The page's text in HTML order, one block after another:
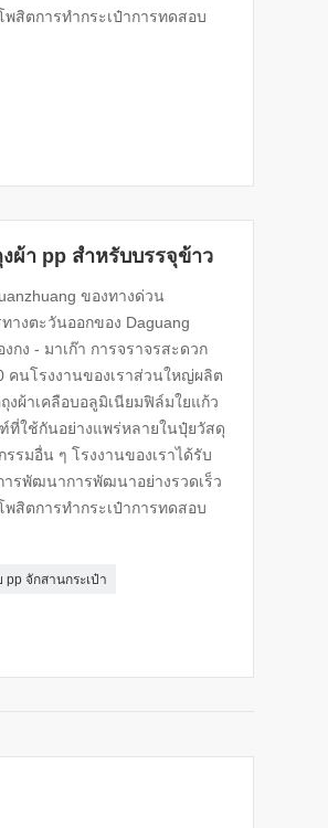
สิตการทำกระเป๋าการทดสอบ
ผ้า pp สำหรับบรรจุข้าว
ของทางด่วน
างตะวันออกของ Daguang
กง - มาเก๊า การจราจรสะดวก
คนโรงงานของเราส่วนใหญ่ผลิต
ผ้าเคลือบอลูมิเนียมฟิล์มใยแก้ว
ใช้กันอย่างแพร่หลายในปุ๋ยวัสดุ
รมอื่น ๆ โรงงานของเราได้รับ
รพัฒนาการพัฒนาอย่างรวดเร็ว
สิตการทำกระเป๋าการทดสอบ
จักสานกระเป๋า